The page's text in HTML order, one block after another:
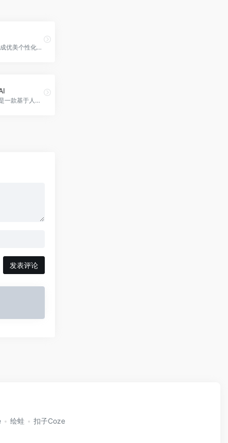
人工智能生成优美个性化二维码，AIQRHub官网入口网址
EleutherAI是一款基于人工智能技术的文本生成工具，能够帮助用户生成高质量的文本内容，适用于各个领域的文本生成需求，Eleuther AI官网入口网址
发表评论
绘蛙 扣子Coze